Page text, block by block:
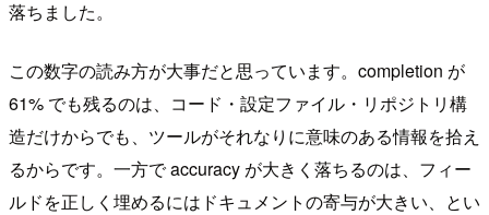
落ちました。
この数字の読み方が大事だと思っています。completion が
61% でも残るのは、コード・設定ファイル・リポジトリ構
造だけからでも、ツールがそれなりに意味のある情報を拾え
るからです。一方で accuracy が大きく落ちるのは、フィー
ルドを正しく埋めるにはドキュメントの寄与が大きい、とい